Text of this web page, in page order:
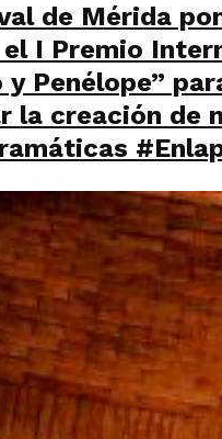
de Mérida
I Premio
y Penélope”
la creación de